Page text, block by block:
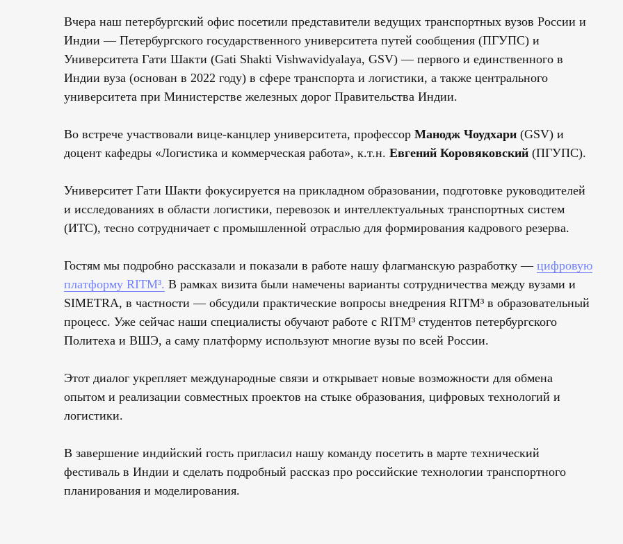
Вчера наш петербургский офис посетили представители ведущих транспортных вузов России и
Индии — Петербургского государственного университета путей сообщения (ПГУПС) и
Университета Гати Шакти (Gati Shakti Vishwavidyalaya, GSV) — первого и единственного в
Индии вуза (основан в 2022 году) в сфере транспорта и логистики, а также центрального
университета при Министерстве железных дорог Правительства Индии.
Во встрече участвовали вице-канцлер университета, профессор Манодж Чоудхари (GSV) и
доцент кафедры «Логистика и коммерческая работа», к.т.н. Евгений Коровяковский (ПГУПС).
Университет Гати Шакти фокусируется на прикладном образовании, подготовке руководителей
и исследованиях в области логистики, перевозок и интеллектуальных транспортных систем
(ИТС), тесно сотрудничает с промышленной отраслью для формирования кадрового резерва.
Гостям мы подробно рассказали и показали в работе нашу флагманскую разработку — цифровую
платформу RITM³. В рамках визита были намечены варианты сотрудничества между вузами и
SIMETRA, в частности — обсудили практические вопросы внедрения RITM³ в образовательный
процесс. Уже сейчас наши специалисты обучают работе с RITM³ студентов петербургского
Политеха и ВШЭ, а саму платформу используют многие вузы по всей России.
Этот диалог укрепляет международные связи и открывает новые возможности для обмена
опытом и реализации совместных проектов на стыке образования, цифровых технологий и
логистики.
В завершение индийский гость пригласил нашу команду посетить в марте технический
фестиваль в Индии и сделать подробный рассказ про российские технологии транспортного
планирования и моделирования.